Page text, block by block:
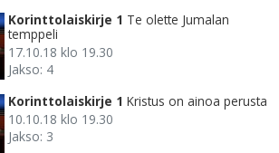
Korinttolaiskirje 1 Te olette Jumalan
temppeli
17.10.18 klo 19.30
Jakso: 4
Korinttolaiskirje 1 Kristus on ainoa perusta
10.10.18 klo 19.30
Jakso: 3